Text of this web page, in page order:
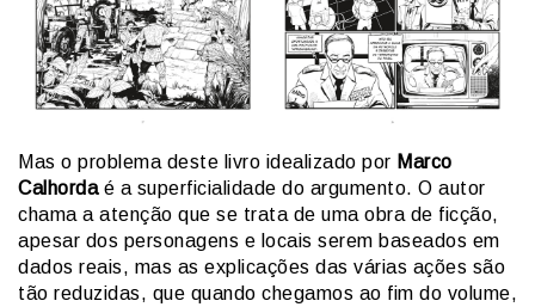
Mas o problema deste livro idealizado por Marco
Calhordaé a superficialidade do argumento. O autor
chama a atenção que se trata de uma obra de ficção,
apesar dos personagens e locais serem baseados em
dados reais, mas as explicações das várias ações são
tão reduzidas, que quando chegamos ao fim do volume,